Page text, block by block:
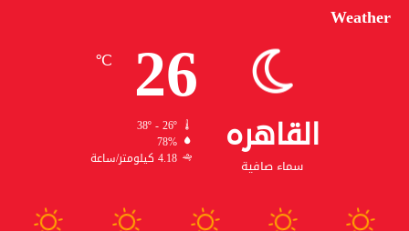
Weather
القاهره
سماء صافية
26
℃
38º - 26º
78%
4.18 كيلومتر/ساعة